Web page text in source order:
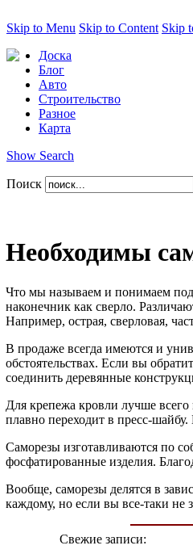
Skip to Menu Skip to Content Skip
Доска
Блог
Авто
Строительство
Разное
Карта
Show Search
Поиск
Необходимы
Что мы называем и понимаем
наконечник как сверло.
Например, острая, сверловая,
В продаже всегда имеются и
обстоятельствах. Если вы
соединить деревянные
Для крепежа кровли лучше
плавно переходит в пресс-шайбу.
Саморезы изготавливаются по
фосфатированные изделия.
Вообще, саморезы делятся в
каждому, но если вы все-таки не
Свежие записи: